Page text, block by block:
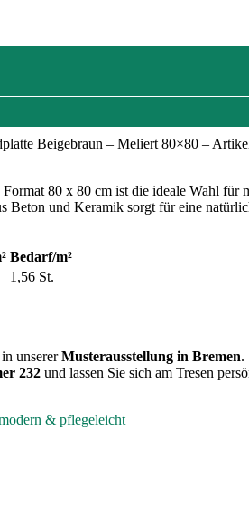
Beigebraun – Meliert 80×80 –
80 x 80 cm ist die ideale Wahl für
und Keramik sorgt für eine
Bedarf/m²
1,56 St.
unsererMusterausstellung in Bremen.
232 und lassen Sie sich am Tresen
& pflegeleicht